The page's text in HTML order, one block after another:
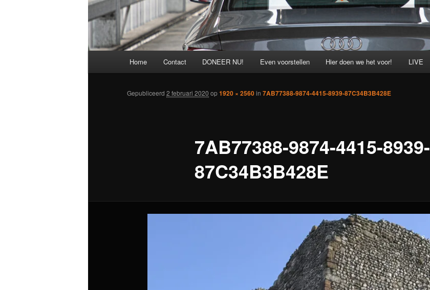
Home Contact DONEER NU! Even voorstellen Hier doen we het voor! LIVE
7AB77388-9874-4415-8939-
87C34B3B428E
Gepubliceerd 2 februari 2020 op1920 × 2560in 7AB77388-9874-4415-8939-87C34B3B428E